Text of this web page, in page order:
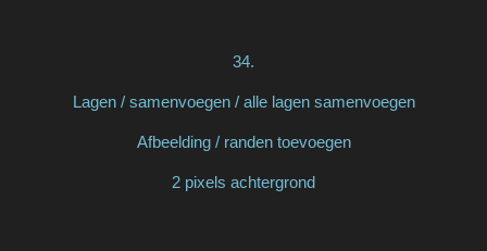
34.
Lagen / samenvoegen / alle lagen samenvoegen
Afbeelding / randen toevoegen
2 pixels achtergrond